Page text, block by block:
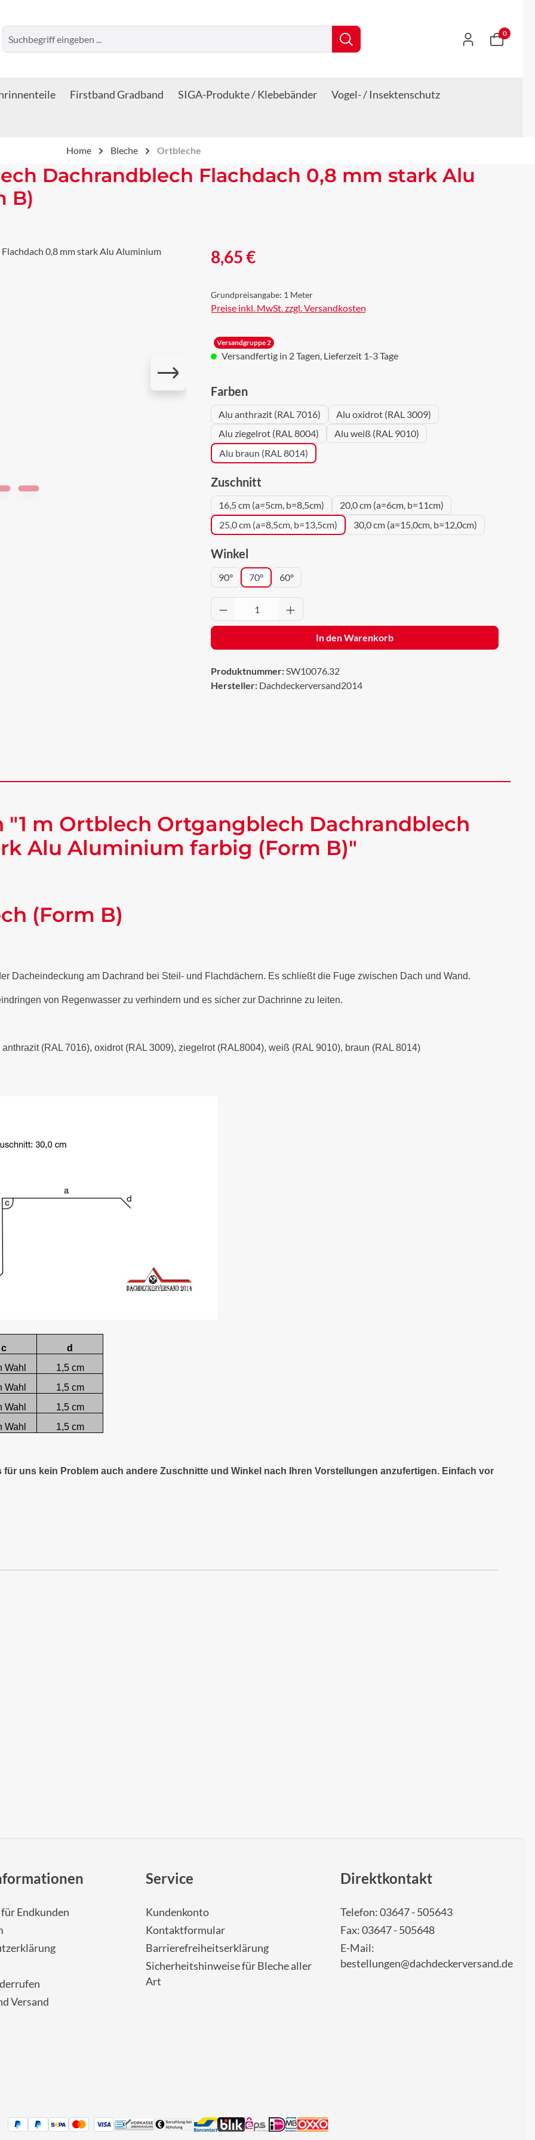
0
Firstband Gradband SIGA-Produkte / Klebebänder
Vogel- / Insektenschutz
Home Bleche Ortbleche
Dachrandblech Flachdach 0,8 mm stark Alu
B)
Regulärer Preis:
8,65 €
Grundpreisangabe: 1 Meter
Preise inkl. MwSt. zzgl. Versandkosten
Versandgruppe 2
Versandfertig in 2 Tagen, Lieferzeit 1-3 Tage
Farbenauswählen
Alu anthrazit (RAL 7016)
Alu oxidrot (RAL 3009)
Alu ziegelrot (RAL 8004)
Alu weiß (RAL 9010)
Alu braun (RAL 8014)
Zuschnittauswählen
16,5 cm (a=5cm, b=8,5cm)
20,0 cm (a=6cm, b=11cm)
25,0 cm (a=8,5cm, b=13,5cm)
30,0 cm (a=15,0cm, b=12,0cm)
Winkelauswählen
90° 70° 60°
Produkt Anzahl: Gib den gewünschten Wert ein
In den Warenkorb
Produktnummer:SW10076.32
Hersteller: Dachdeckerversand2014
m Ortblech Ortgangblech Dachrandblech
Alu Aluminium farbig (Form B)"
(Form B)
Dacheindeckung am Dachrand bei Steil- und Flachdächern. Es schließt die Fuge zwischen Dach und Wand.
von Regenwasser zu verhindern und es sicher zur Dachrinne zu leiten.
(RAL 7016), oxidrot (RAL 3009), ziegelrot (RAL8004), weiß (RAL 9010), braun (RAL 8014)
c
d
Wahl
1,5 cm
Wahl
1,5 cm
Wahl
1,5 cm
Wahl 1,5 cm
uns kein Problem auch andere Zuschnitte und Winkel nach Ihren Vorstellungen anzufertigen. Einfach vor
Endkunden
Versand
Service
Kundenkonto
Kontaktformular
Barrierefreiheitserklärung
Sicherheitshinweise für Bleche aller
Art
Direktkontakt
Telefon: 03647 - 505643
Fax: 03647 - 505648
E-Mail:
bestellungen@dachdeckerversand.de